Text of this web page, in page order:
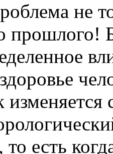
не
прошлого!
есть